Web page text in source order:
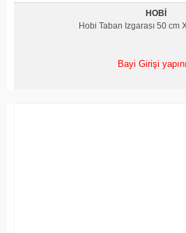
HOBI
Hobi Taban Izgarası 50 cm
Bayi Girişi